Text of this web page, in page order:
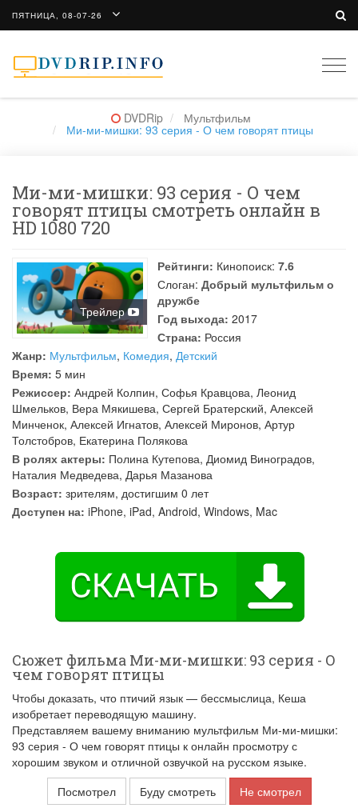
ПЯТНИЦА, 08-07-26
DVDRip Мультфильм
Ми-ми-мишки: 93 серия - О чем говорят птицы
Ми-ми-мишки: 93 серия - О чем
говорят птицы смотреть онлайн в
HD 1080 720
Трейлер
Рейтинги: Кинопоиск: 7.6
Слоган: Добрый мультфильм о
дружбе
Год выхода: 2017
Страна: Россия
Жанр: Мультфильм, Комедия, Детский
Время: 5 мин
Режиссер: Андрей Колпин, Софья Кравцова, Леонид
Шмельков, Вера Мякишева, Сергей Братерский, Алексей
Минченок, Алексей Игнатов, Алексей Миронов, Артур
Толстобров, Екатерина Полякова
В ролях актеры: Полина Кутепова, Диомид Виноградов,
Наталия Медведева, Дарья Мазанова
Возраст: зрителям, достигшим 0 лет
Доступен на: iPhone, iPad, Android, Windows, Mac
Сюжет фильма Ми-ми-мишки: 93 серия - О
чем говорят птицы
Чтобы доказать, что птичий язык — бессмыслица, Кеша
изобретает переводящую машину.
Представляем вашему вниманию мультфильм Ми-ми-мишки:
93 серия - О чем говорят птицы к онлайн просмотру с
хорошим звуком и отличной озвучкой на русском языке.
Посмотрел
Буду смотреть Не смотрел